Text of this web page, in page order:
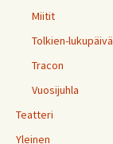
Miitit
Tolkien-lukupäivä
Tracon
Vuosijuhla
Teatteri
Yleinen